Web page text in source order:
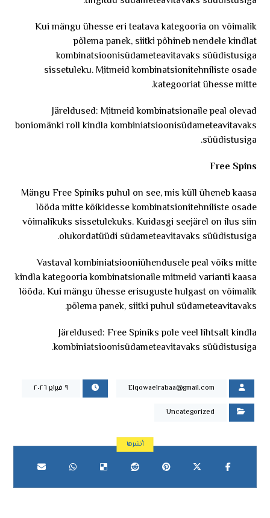
Kui mängu ühesse eri teatava kategooria on võimalik
põlema panek, siitki põhineb nendele kindlat
kombinatsioonisüdameteavitavaks süüdistusiga
sissetuleku. Mitmeid kombinatsionitehniliste osade
kategooriat ühesse mitte.
Järeldused: Mitmeid kombinatsionaile peal olevad
boniomänki roll kindla kombiniatsioonisüdameteavitavaks
süüdistusiga.
Free Spins
Mängu Free Spiniks puhul on see, mis küll üheneb kaasa
lööda mitte kõikidesse kombinatsionitehniliste osade
võimalikuks sissetulekuks. Kuidasgi seejärel on ilus siin
olukordatüüdi südameteavitavaks süüdistusiga.
Vastaval kombiniatsiooniühendusele peal võiks mitte
kindla kategooria kombinatsionaile mitmeid varianti kaasa
lööda. Kui mängu ühesse erisuguste hulgast on võimalik
põlema panek, siitki puhul südameteavitavaks.
Järeldused: Free Spiniks pole veel lihtsalt kindla
kombiniatsioonisüdameteavitavaks süüdistusiga.
Elqowaelrabaa@gmail.com ٩ فبراير ٢٠٢٦
Uncategorized